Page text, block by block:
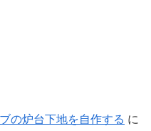
の炉台下地を自作する に